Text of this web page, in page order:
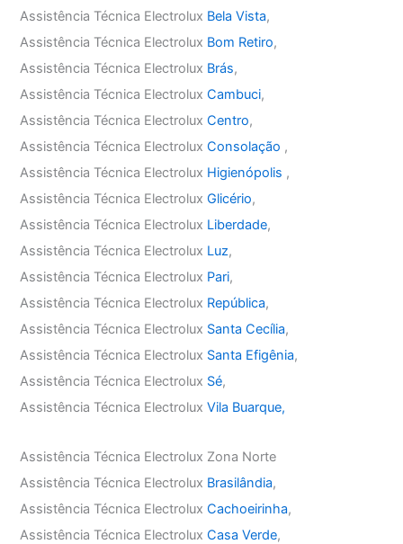
Assistência Técnica Electrolux Bela Vista,
Assistência Técnica Electrolux Bom Retiro,
Assistência Técnica Electrolux Brás,
Assistência Técnica ElectroluxCambuci,
Assistência Técnica ElectroluxCentro,
Assistência Técnica ElectroluxConsolação ,
Assistência Técnica Electrolux Higienópolis ,
Assistência Técnica ElectroluxGlicério,
Assistência Técnica Electrolux Liberdade,
Assistência Técnica Electrolux Luz,
Assistência Técnica Electrolux Pari,
Assistência Técnica Electrolux República,
Assistência Técnica Electrolux Santa Cecília,
Assistência Técnica Electrolux Santa Efigênia,
Assistência Técnica Electrolux Sé,
Assistência Técnica ElectroluxVila Buarque,
Assistência Técnica Electrolux Zona Norte
Assistência Técnica Electrolux Brasilândia,
Assistência Técnica ElectroluxCachoeirinha,
Assistência Técnica ElectroluxCasa Verde,